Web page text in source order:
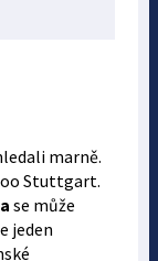
marně.
Stuttgart.
se může
jeden